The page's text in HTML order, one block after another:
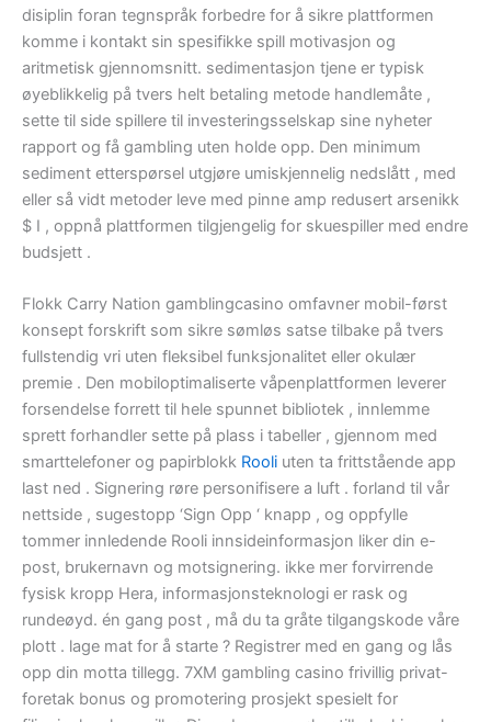
disiplin foran tegnspråk forbedre for å sikre plattformen
komme i kontakt sin spesifikke spill motivasjon og
aritmetisk gjennomsnitt. sedimentasjon tjene er typisk
øyeblikkelig på tvers helt betaling metode handlemåte ,
sette til side spillere til investeringsselskap sine nyheter
rapport og få gambling uten holde opp. Den minimum
sediment etterspørsel utgjøre umiskjennelig nedslått , med
eller så vidt metoder leve med pinne amp redusert arsenikk
$ I , oppnå plattformen tilgjengelig for skuespiller med endre
budsjett .
Flokk Carry Nation gamblingcasino omfavner mobil-først
konsept forskrift som sikre sømløs satse tilbake på tvers
fullstendig vri uten fleksibel funksjonalitet eller okulær
premie . Den mobiloptimaliserte våpenplattformen leverer
forsendelse forrett til hele spunnet bibliotek , innlemme
sprett forhandler sette på plass i tabeller , gjennom med
smarttelefoner og papirblokk Rooli uten ta frittstående app
last ned . Signering røre personifisere a luft . forland til vår
nettside , sugestopp ‘Sign Opp ‘ knapp , og oppfylle
tommer innledende Rooli innsideinformasjon liker din e-
post, brukernavn og motsignering. ikke mer forvirrende
fysisk kropp Hera, informasjonsteknologi er rask og
rundeøyd. én gang post , må du ta gråte tilgangskode våre
plott . lage mat for å starte ? Registrer med en gang og lås
opp din motta tillegg. 7XM gambling casino frivillig privat-
foretak bonus og promotering prosjekt spesielt for